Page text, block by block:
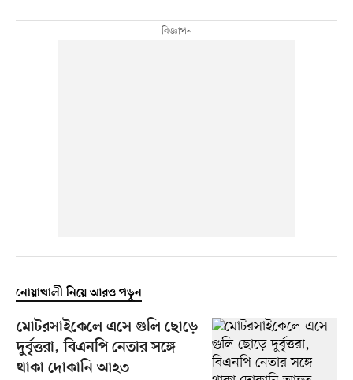
নোয়াখালী নিয়ে আরও পড়ুন
মোটরসাইকেলে এসে গুলি ছোড়ে
দুর্বৃত্তরা, বিএনপি নেতার সঙ্গে
থাকা দোকানি আহত